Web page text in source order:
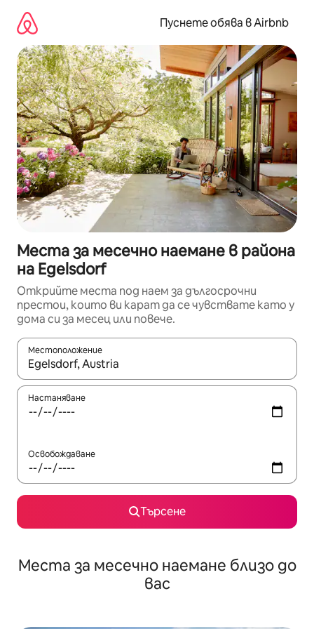
съдържанието
Пуснете обява в Airbnb
Места за месечно наемане в района
на Egelsdorf
Открийте места под наем за дългосрочни
престои, които ви карат да се чувствате като у
дома си за месец или повече.
Местоположение
Когато резултатите се покажат, използвайте
Настаняване
Освобождаване
Търсене
Места за месечно наемане близо до
вас